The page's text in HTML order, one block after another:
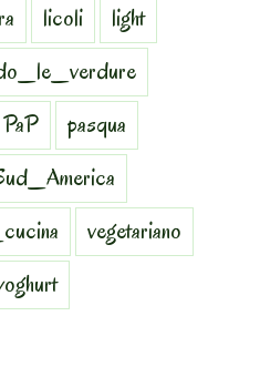
licoli
light
PaP
pasqua
vegetariano